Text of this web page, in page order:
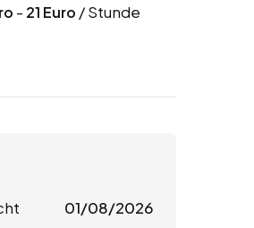
- 21 Euro / Stunde
01/08/2026